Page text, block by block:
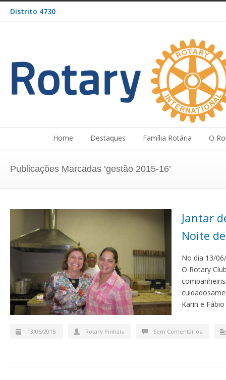
Distrito 4730
Home Destaques Família Rotária O
Publicações Marcadas ‘gestão 2015-16’
Jantar
Noite
No dia 13/
O Rotary
Karin e
13/06/2015 Rotary Pinhais Sem Comentários